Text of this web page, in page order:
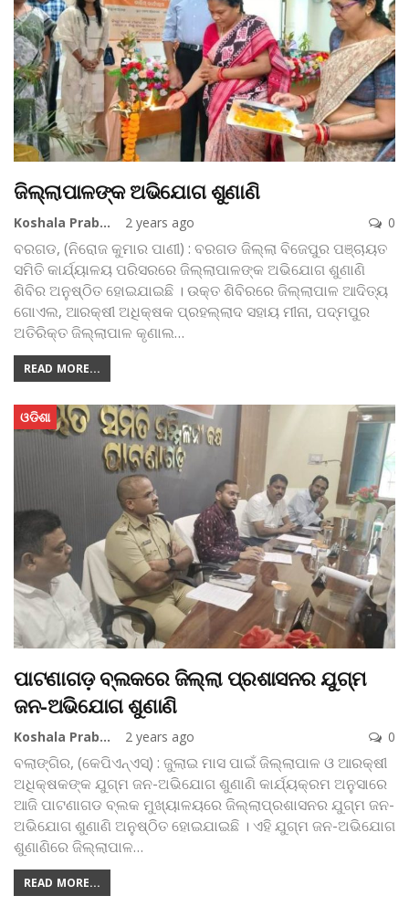
ଜିଲ୍ଲାପାଳଙ୍କ ଅଭିଯୋଗ ଶୁଣାଣି
Koshala Prabaha 2 years ago 0
ବରଗଡ, (ନିରୋଜ କୁମାର ପାଣୀ) : ବରଗଡ ଜିଲ୍ଲା ବିଜେପୁର ପଞ୍ଚାୟତ
ସମିତି କାର୍ଯ୍ୟାଳୟ ପରିସରରେ ଜିଲ୍ଲାପାଳଙ୍କ ଅଭିଯୋଗ ଶୁଣାଣି
ଶିବିର ଅନୁଷ୍ଠିତ ହୋଇଯାଇଛି । ଉକ୍ତ ଶିବିରରେ ଜିଲ୍ଲାପାଳ ଆଦିତ୍ୟ
ଗୋଏଲ, ଆରକ୍ଷୀ ଅଧିକ୍ଷକ ପ୍ରହଲ୍ଲାଦ ସହାୟ ମୀନା, ପଦ୍ମପୁର
ଅତିରିକ୍ତ ଜିଲ୍ଲାପାଳ କୃଣାଲ…
READ MORE...
ଓଡିଶା
ପାଟଣାଗଡ଼ ବ୍ଲକରେ ଜିଲ୍ଲା ପ୍ରଶାସନର ଯୁଗ୍ମ
ଜନ-ଅଭିଯୋଗ ଶୁଣାଣି
Koshala Prabaha 2 years ago 0
ବଲାଙ୍ଗିର, (କେପିଏନ୍‌ଏସ୍‌) : ଜୁଲାଇ ମାସ ପାଇଁ ଜିଲ୍ଲାପାଳ ଓ ଆରକ୍ଷୀ
ଅଧିକ୍ଷକଙ୍କ ଯୁଗ୍ମ ଜନ-ଅଭିଯୋଗ ଶୁଣାଣି କାର୍ଯ୍ୟକ୍ରମ ଅନୁସାରେ
ଆଜି ପାଟଣାଗଡ ବ୍ଲକ ମୁଖ୍ୟାଳୟରେ ଜିଲ୍ଲାପ୍ରଶାସନର ଯୁଗ୍ମ ଜନ-
ଅଭିଯୋଗ ଶୁଣାଣି ଅନୁଷ୍ଠିତ ହୋଇଯାଇଛି । ଏହି ଯୁଗ୍ମ ଜନ-ଅଭିଯୋଗ
ଶୁଣାଣିରେ ଜିଲ୍ଲାପାଳ…
READ MORE...